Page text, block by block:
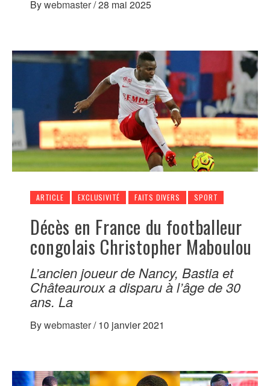
Bywebmaster/28 mai 2025
ARTICLE EXCLUSIVITÉ FAITS DIVERS SPORT
Décès en France du footballeur
congolais Christopher Maboulou
L’ancien joueur de Nancy, Bastia et
Châteauroux a disparu à l’âge de 30
ans. La
Bywebmaster/ 10 janvier 2021